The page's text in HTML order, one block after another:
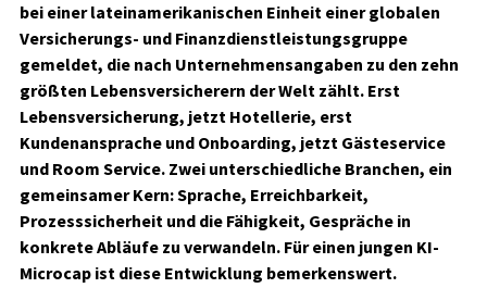
bei einer lateinamerikanischen Einheit einer globalen
Versicherungs- und Finanzdienstleistungsgruppe
gemeldet, die nach Unternehmensangaben zu den zehn
größten Lebensversicherern der Welt zählt. Erst
Lebensversicherung, jetzt Hotellerie, erst
Kundenansprache und Onboarding, jetzt Gästeservice
und Room Service. Zwei unterschiedliche Branchen, ein
gemeinsamer Kern: Sprache, Erreichbarkeit,
Prozesssicherheit und die Fähigkeit, Gespräche in
konkrete Abläufe zu verwandeln. Für einen jungen KI-
Microcap ist diese Entwicklung bemerkenswert.